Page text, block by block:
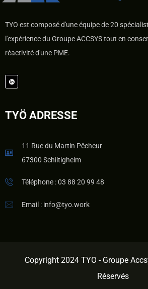
TYO est composé d'une équipe de 20
l'expérience du Groupe ACCSYS tout en
réactivité d'une PME.
TYÖ ADRESSE
11 Rue du Martin Pêcheur
67300 Schiltigheim
Téléphone : 03 88 20 99 48
Email : info@tyo.work
Copyright 2024 TYO - Groupe
Réservés